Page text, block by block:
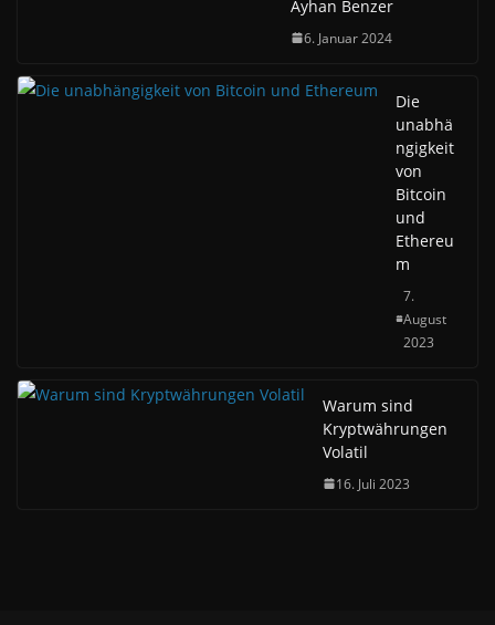
Ayhan Benzer
6. Januar 2024
Die
unabhä
ngigkeit
von
Bitcoin
und
Ethereu
m
7.
August
2023
Warum sind
Kryptwährungen
Volatil
16. Juli 2023